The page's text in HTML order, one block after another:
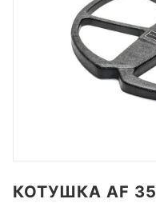
1
КОТУШКА AF 35